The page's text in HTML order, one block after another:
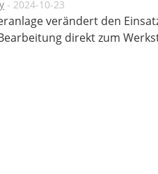
- 2024-10-23
verändert den
direkt zum